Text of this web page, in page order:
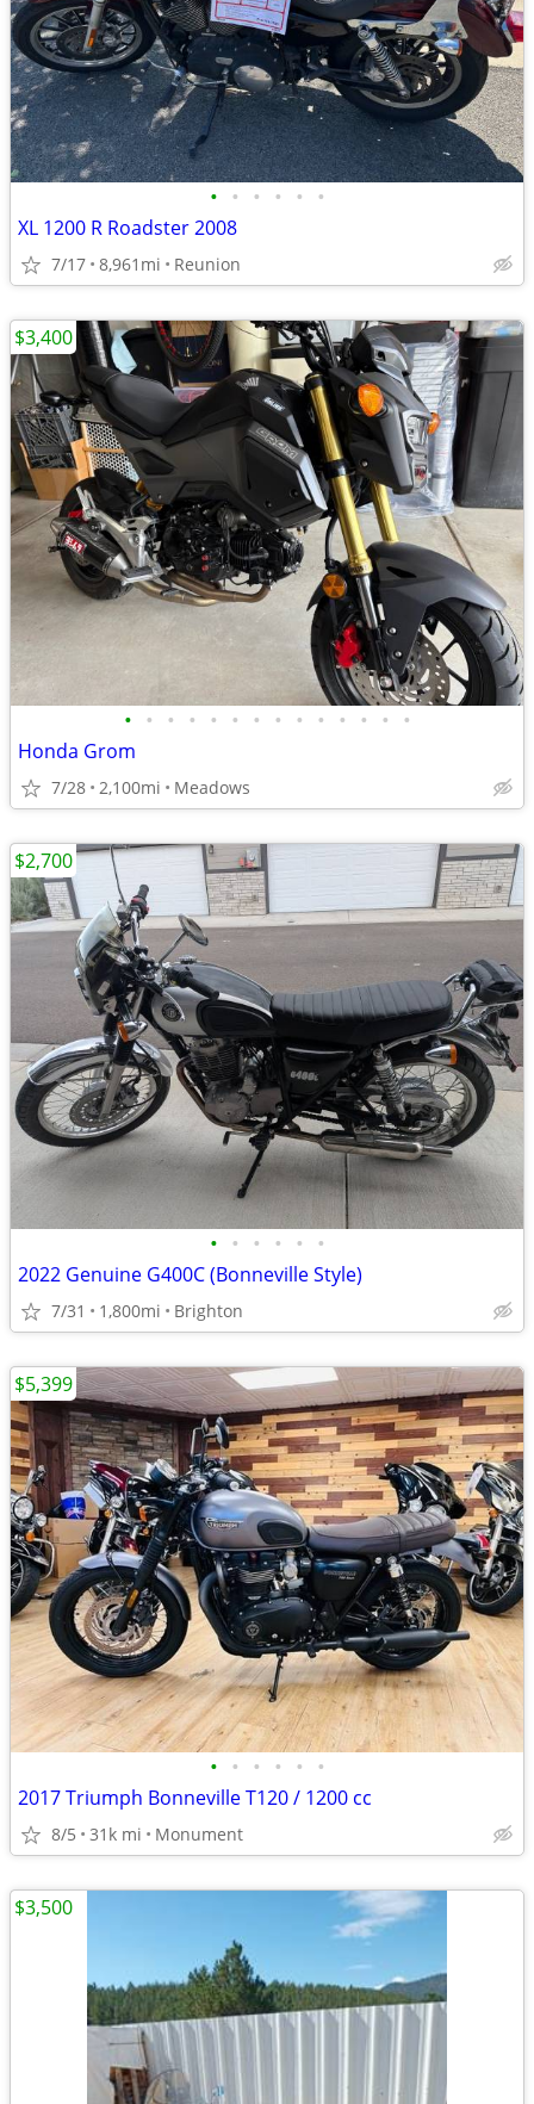
• • • • • •
XL 1200 R Roadster 2008
7/17 8,961mi Reunion
• • • • • • • • • • • • • •
Honda Grom
7/28 2,100mi Meadows
$3,400
• • • • • •
2022 Genuine G400C (Bonneville Style)
7/31 1,800mi Brighton
$2,700
• • • • • •
2017 Triumph Bonneville T120 / 1200 cc
8/5 31k mi Monument
$5,399
$3,500